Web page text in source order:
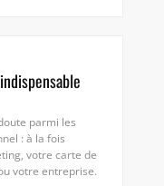
parmi les
: à la fois
votre carte de
votre entreprise.